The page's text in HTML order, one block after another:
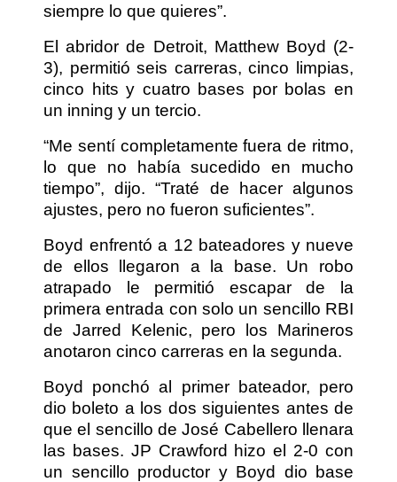
siempre lo que quieres”.
El abridor de Detroit, Matthew Boyd (2-
3), permitió seis carreras, cinco limpias,
cinco hits y cuatro bases por bolas en
un inning y un tercio.
“Me sentí completamente fuera de ritmo,
lo que no había sucedido en mucho
tiempo”, dijo. “Traté de hacer algunos
ajustes, pero no fueron suficientes”.
Boyd enfrentó a 12 bateadores y nueve
de ellos llegaron a la base. Un robo
atrapado le permitió escapar de la
primera entrada con solo un sencillo RBI
de Jarred Kelenic, pero los Marineros
anotaron cinco carreras en la segunda.
Boyd ponchó al primer bateador, pero
dio boleto a los dos siguientes antes de
que el sencillo de José Cabellero llenara
las bases. JP Crawford hizo el 2-0 con
un sencillo productor y Boyd dio base